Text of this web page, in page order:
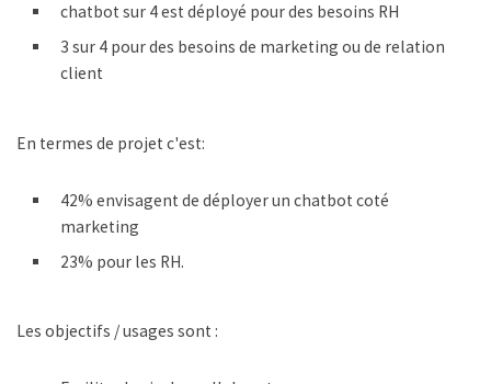
chatbot sur 4 est déployé pour des besoins RH
3 sur 4 pour des besoins de marketing ou de relation
client
En termes de projet c'est:
42% envisagent de déployer un chatbot coté
marketing
23% pour les RH.
Les objectifs / usages sont :